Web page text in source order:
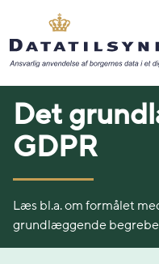
Det
GDPR
Læs bl.a. om formålet
grundlæggende